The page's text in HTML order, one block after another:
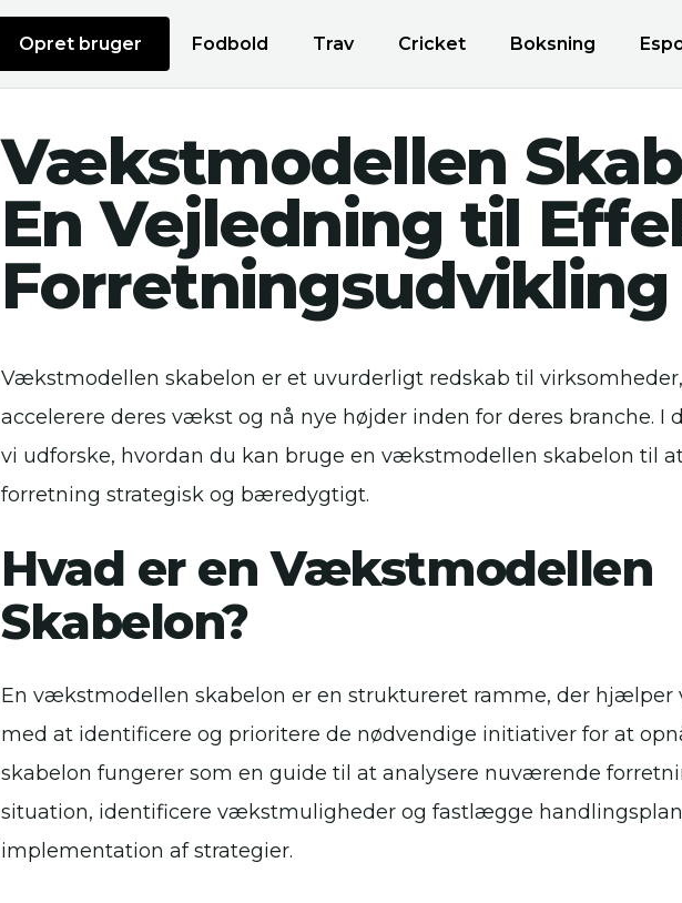
Fodbold Trav Cricket Boksning
Opret bruger
Vækstmodellen
En Vejledning til
Forretningsudvikling
Vækstmodellen skabelon er et uvurderligt redskab til
accelerere deres vækst og nå nye højder inden for deres branche. I
vi udforske, hvordan du kan bruge en vækstmodellen skabelon til
forretning strategisk og bæredygtigt.
Hvad er en Vækstmodellen
Skabelon?
En vækstmodellen skabelon er en struktureret ramme, der hjælper
med at identificere og prioritere de nødvendige initiativer for at
skabelon fungerer som en guide til at analysere nuværende
situation, identificere vækstmuligheder og fastlægge
implementation af strategier.